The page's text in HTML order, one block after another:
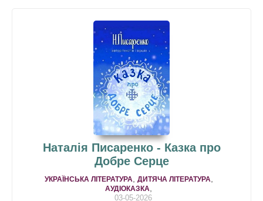
Наталія Писаренко - Казка про
Добре Серце
УКРАЇНСЬКА ЛІТЕРАТУРА, ДИТЯЧА ЛІТЕРАТУРА,
АУДІОКАЗКА,
03-05-2026